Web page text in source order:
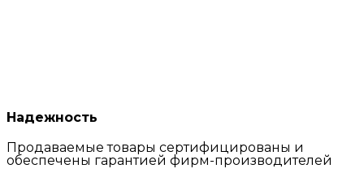
Надежность
Продаваемые товары сертифицированы и
обеспечены гарантией фирм-производителей